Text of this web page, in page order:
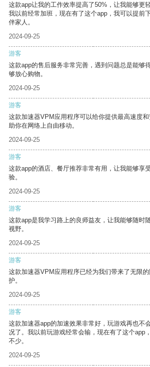
这款app让我的工作效率提高了50%，让我能够更
我以前经常加班，现在有了这个app，我可以提前
伴家人。
2024-09-25
游客
这款app的售后服务非常完善，遇到问题总是能够
够放心购物。
2024-09-25
游客
这款加速器VPM应用程序可以给你提供最高速度
助你在网络上自由移动。
2024-09-25
游客
这款app的酒店、餐厅推荐非常有用，让我能够享
验。
2024-09-25
游客
这款app是我学习路上的良师益友，让我能够随时
视野。
2024-09-25
游客
这款加速器VPM应用程序已经为我们带来了无限
护。
2024-09-25
游客
这款加速器app的加速效果非常好，玩游戏再也不
况了。我以前玩游戏经常会输，现在有了这个app
不少。
2024-09-25